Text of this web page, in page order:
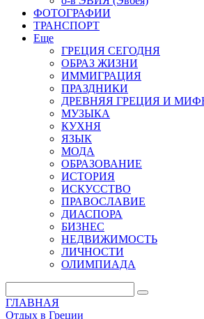
ФОТОГРАФИИ
ТРАНСПОРТ
Еще
ГРЕЦИЯ СЕГОДНЯ
ОБРАЗ ЖИЗНИ
ИММИГРАЦИЯ
ПРАЗДНИКИ
ДРЕВНЯЯ ГРЕЦИЯ И
МУЗЫКА
КУХНЯ
ЯЗЫК
МОДА
ОБРАЗОВАНИЕ
ИСТОРИЯ
ИСКУССТВО
ПРАВОСЛАВИЕ
ДИАСПОРА
БИЗНЕС
НЕДВИЖИМОСТЬ
ЛИЧНОСТИ
ОЛИМПИАДА
ГЛАВНАЯ
Отдых в Греции